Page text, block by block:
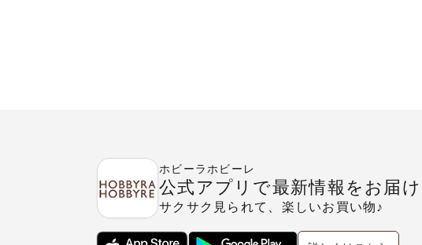
ホビーラホビーレ
公式アプリで最新情報をお届け
サクサク見られて、楽しいお買い物♪